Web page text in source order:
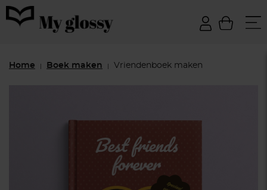
Home Boek maken Vriendenboek maken